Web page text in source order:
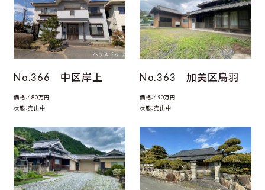
No.366 中区岸上
価格：480万円
状態：売出中
No.363 加美区鳥羽
価格：490万円
状態：売出中